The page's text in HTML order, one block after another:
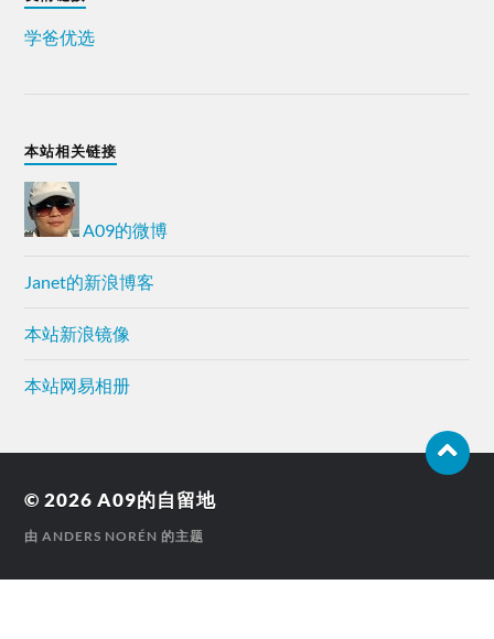
学爸优选
本站相关链接
A09的微博
Janet的新浪博客
本站新浪镜像
本站网易相册
© 2026A09的自留地
由ANDERS NORÉN 的主题